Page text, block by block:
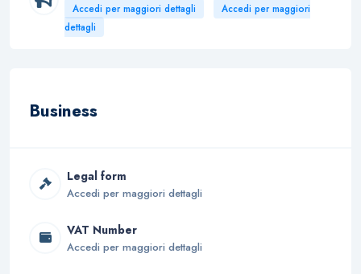
Accedi per maggiori dettagli
Accedi per maggiori
dettagli
Business
Legal form
Accedi per maggiori dettagli
VAT Number
Accedi per maggiori dettagli